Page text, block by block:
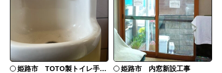
姫路市 TOTO製トイレ手洗いの水漏れ修理 姫路市 内窓新設工事